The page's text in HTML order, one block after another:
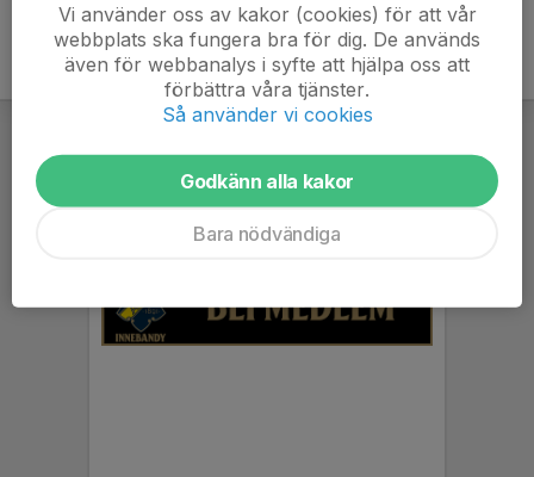
Vi använder oss av kakor (cookies) för att vår
webbplats ska fungera bra för dig. De används
även för webbanalys i syfte att hjälpa oss att
förbättra våra tjänster.
Så använder vi cookies
Godkänn alla kakor
Bara nödvändiga